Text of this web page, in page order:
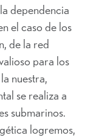
dependencia
el caso de los
de la red
para los
nuestra,
se realiza a
submarinos.
logremos,